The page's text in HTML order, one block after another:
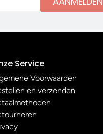
Service
Voorwaarden
en verzenden